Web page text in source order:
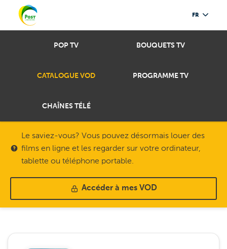
FR
POP TV BOUQUETS TV
CATALOGUE VOD PROGRAMME TV
CHAÎNES TÉLÉ
Le saviez-vous? Vous pouvez désormais louer des
films en ligne et les regarder sur votre ordinateur,
tablette ou téléphone portable.
Accéder à mes VOD